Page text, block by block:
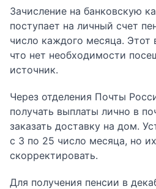
Зачисление на банковскую
поступает на личный счет
число каждого месяца. Этот
что нет необходимости
источник.
Через отделения Почты
получать выплаты лично в
заказать доставку на дом.
с 3 по 25 число месяца, но
скорректировать.
Для получения пенсии в